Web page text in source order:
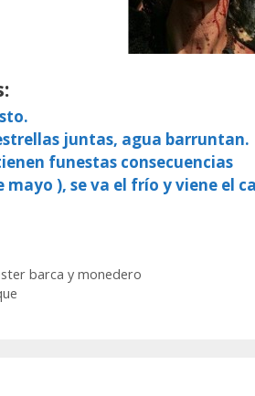
juntas, agua barruntan.
funestas consecuencias
mayo ), se va el frío y viene el
barca y monedero